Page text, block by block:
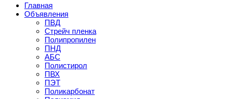
Главная
Объявления
ПВД
Стрейч пленка
Полипропилен
ПНД
АБС
Полистирол
ПВХ
ПЭТ
Поликарбонат